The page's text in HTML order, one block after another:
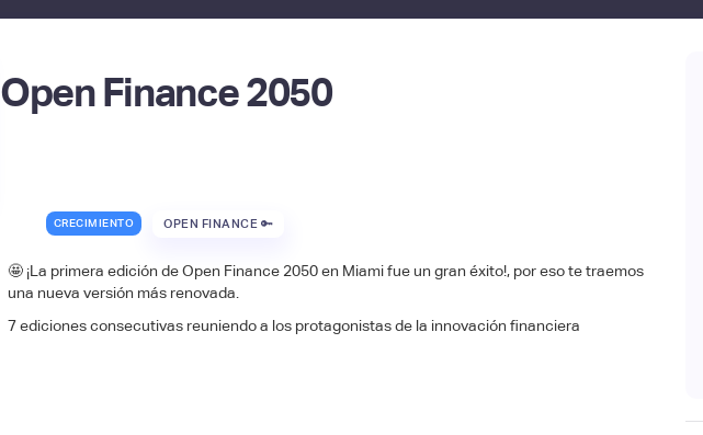
Open Finance 2050
CRECIMIENTO OPEN FINANCE 🔑
🤩 ¡La primera edición de Open Finance 2050 en Miami fue un gran éxito!, por eso te traemos
una nueva versión más renovada.
7 ediciones consecutivas reuniendo a los protagonistas de la innovación financiera